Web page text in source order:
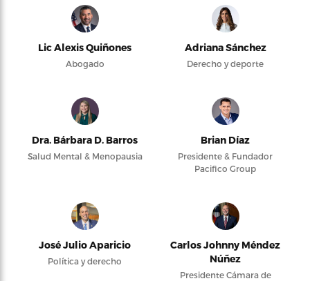
Lic Alexis Quiñones
Abogado
Adriana Sánchez
Derecho y deporte
Dra. Bárbara D. Barros
Salud Mental & Menopausia
Brian Díaz
Presidente & Fundador
Pacifico Group
José Julio Aparicio
Política y derecho
Carlos Johnny Méndez
Núñez
Presidente Cámara de